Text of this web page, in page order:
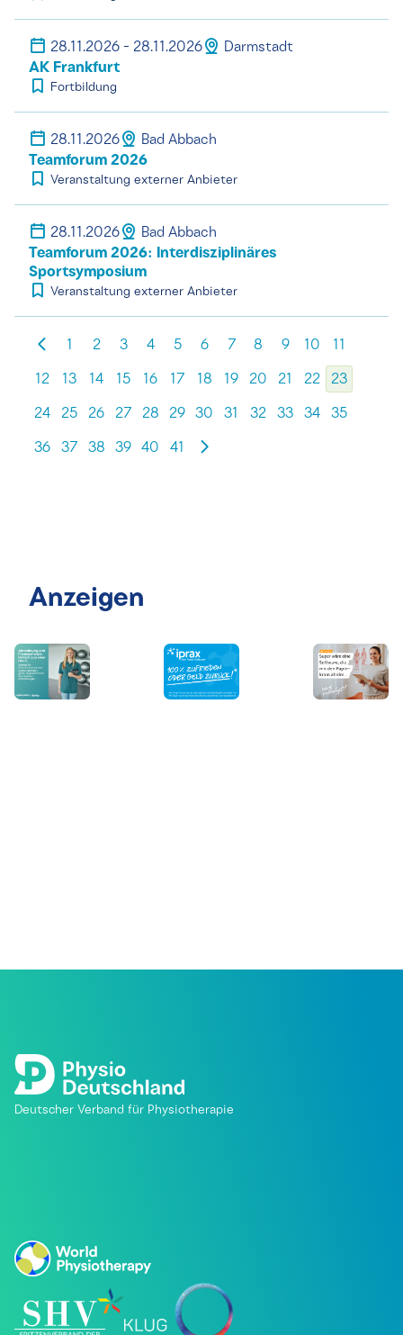
28.11.2026 - 28.11.2026 Darmstadt
AK Frankfurt
Fortbildung
28.11.2026 Bad Abbach
Teamforum 2026
Veranstaltung externer Anbieter
28.11.2026 Bad Abbach
Teamforum 2026: Interdisziplinäres
Sportsymposium
Veranstaltung externer Anbieter
1 2 3 4 5 6 7 8 9 10 11
12 13 14 15 16 17 18 19 20 21 22 23
24 25 26 27 28 29 30 31 32 33 34 35
36 37 38 39 40 41
Anzeigen
Deutscher Verband für Physiotherapie